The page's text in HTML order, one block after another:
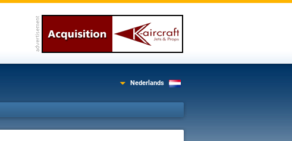
Nederlands